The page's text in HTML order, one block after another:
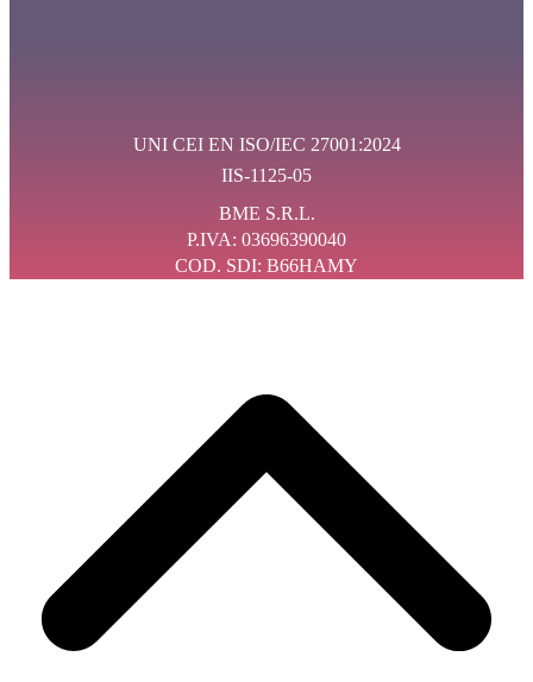
UNI CEI EN ISO/IEC 27001:2024
IIS-1125-05
BME S.R.L.
P.IVA: 03696390040
COD. SDI: B66HAMY